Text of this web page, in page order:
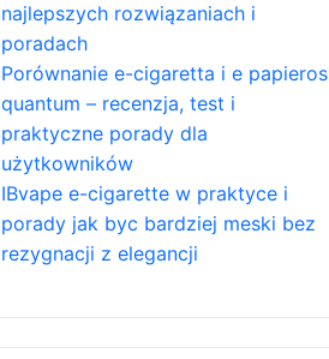
najlepszych rozwiązaniach i
poradach
Porównanie e-cigaretta i e papieros
quantum – recenzja, test i
praktyczne porady dla
użytkowników
IBvape e-cigarette w praktyce i
porady jak byc bardziej meski bez
rezygnacji z elegancji